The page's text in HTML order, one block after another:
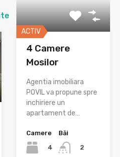
ACTIV
4 Camere
Mosilor
Agentia imobiliara
POVIL va propune spre
inchiriere un
apartament de…
Camere
4
Băi
2